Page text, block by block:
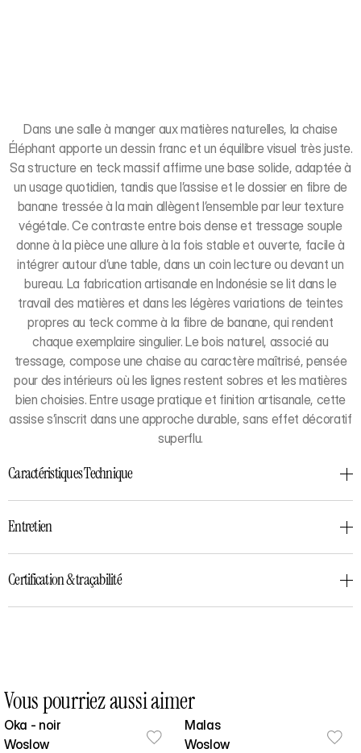
Dans une salle à manger aux matières naturelles, la chaise
Éléphant apporte un dessin franc et un équilibre visuel très juste.
Sa structure en teck massif affirme une base solide, adaptée à
un usage quotidien, tandis que l’assise et le dossier en fibre de
banane tressée à la main allègent l’ensemble par leur texture
végétale. Ce contraste entre bois dense et tressage souple
donne à la pièce une allure à la fois stable et ouverte, facile à
intégrer autour d’une table, dans un coin lecture ou devant un
bureau. La fabrication artisanale en Indonésie se lit dans le
travail des matières et dans les légères variations de teintes
propres au teck comme à la fibre de banane, qui rendent
chaque exemplaire singulier. Le bois naturel, associé au
tressage, compose une chaise au caractère maîtrisé, pensée
pour des intérieurs où les lignes restent sobres et les matières
bien choisies. Entre usage pratique et finition artisanale, cette
assise s’inscrit dans une approche durable, sans effet décoratif
superflu.
Caractéristiques Technique
Entretien
Certification & traçabilité
Vous pourriez aussi aimer
Oka - noir
Woslow
Malas
Woslow